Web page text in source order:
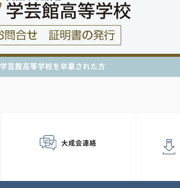
学芸館高等学校を卒業された方
大成会連絡